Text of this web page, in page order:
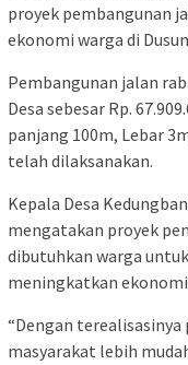
proyek pembangunan
ekonomi warga di
Pembangunan jalan
Desa sebesar Rp.
panjang 100m, Lebar
telah dilaksanakan.
Kepala Desa
mengatakan proyek
dibutuhkan warga
meningkatkan
“Dengan
masyarakat lebih